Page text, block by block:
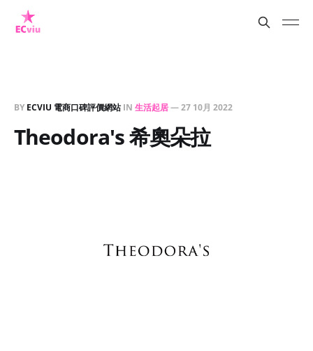
BY ECVIU 電商口碑評價網站IN 生活起居—27 10月 2022
Theodora's 希奧朵拉